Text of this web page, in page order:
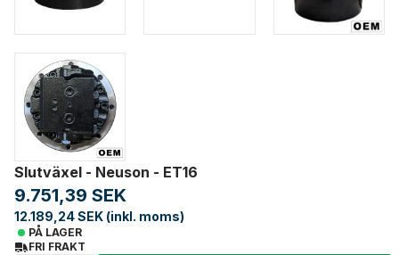
Slutväxel - Neuson - ET16
9.751,39 SEK
12.189,24 SEK (inkl. moms)
PÅ LAGER
FRI FRAKT